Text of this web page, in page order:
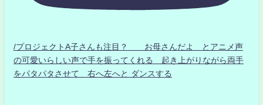
/プロジェクトA子さんも注目？ お母さんだよ とアニメ声
の可愛いらしい声で手を振ってくれる 起き上がりながら両手
をパタパタさせて 右へ左へと ダンスする